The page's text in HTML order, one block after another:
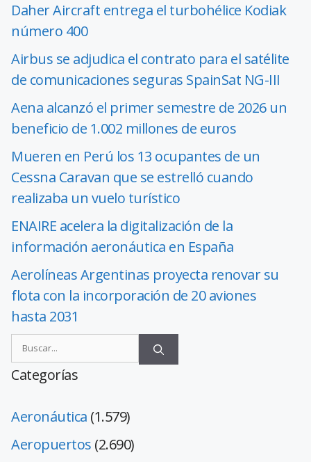
Daher Aircraft entrega el turbohélice Kodiak
número 400
Airbus se adjudica el contrato para el satélite
de comunicaciones seguras SpainSat NG-III
Aena alcanzó el primer semestre de 2026 un
beneficio de 1.002 millones de euros
Mueren en Perú los 13 ocupantes de un
Cessna Caravan que se estrelló cuando
realizaba un vuelo turístico
ENAIRE acelera la digitalización de la
información aeronáutica en España
Aerolíneas Argentinas proyecta renovar su
flota con la incorporación de 20 aviones
hasta 2031
Categorías
Aeronáutica (1.579)
Aeropuertos (2.690)